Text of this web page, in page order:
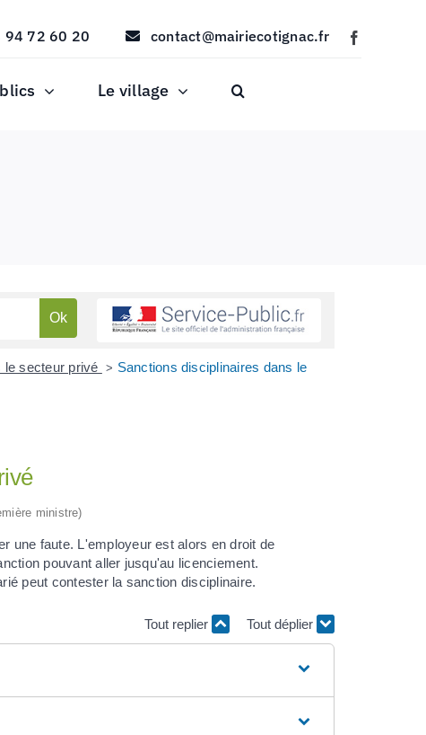
94 72 60 20 contact@mairiecotignac.fr
Le village
le secteur privé > Sanctions disciplinaires dans le
ministre)
une faute. L'employeur est alors en droit de
pouvant aller jusqu'au licenciement.
peut contester la sanction disciplinaire.
Tout replier Tout déplier